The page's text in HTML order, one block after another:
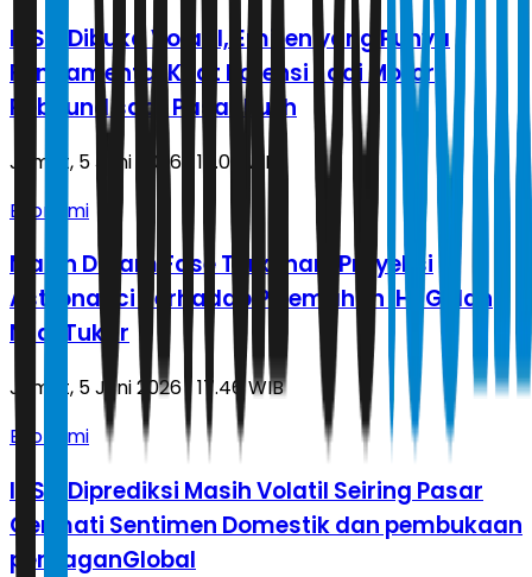
IHSG Dibuka Volatil, Emiten yang Punya
Fundamental Kuat Potensi Jadi Motor
Rebound saat Pasar Pulih
Jumat, 5 Juni 2026 | 18.02 WIB
Ekonomi
Masih Dalam Fase Terkenan, Proyeksi
Astronacci Terhadap Pelemahan IHSG dan
Nilai Tukar
Jumat, 5 Juni 2026 | 17.46 WIB
Ekonomi
IHSG Diprediksi Masih Volatil Seiring Pasar
Cermati Sentimen Domestik dan pembukaan
perdaganGlobal